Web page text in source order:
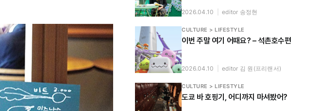
2026.04.10 editor 송정현
CULTURE > LIFESTYLE
이번 주말 여기 어때요? – 석촌호수편
2026.04.10 editor 김 원(프리랜서)
CULTURE > LIFESTYLE
도쿄 바 호핑기, 어디까지 마셔봤어?